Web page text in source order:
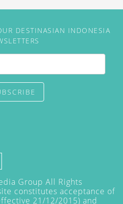
DESTINASIAN INDONESIA
Group All Rights
constitutes acceptance of
21/12/2015) and